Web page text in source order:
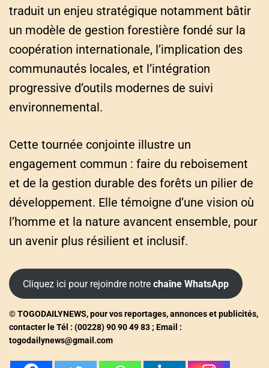
traduit un enjeu stratégique notamment bâtir
un modèle de gestion forestière fondé sur la
coopération internationale, l’implication des
communautés locales, et l’intégration
progressive d’outils modernes de suivi
environnemental.
Cette tournée conjointe illustre un
engagement commun : faire du reboisement
et de la gestion durable des forêts un pilier de
développement. Elle témoigne d’une vision où
l’homme et la nature avancent ensemble, pour
un avenir plus résilient et inclusif.
Cliquez ici pour rejoindre notre chaîne WhatsApp
© TOGODAILYNEWS, pour vos reportages, annonces et publicités,
contacter le Tél : (00228) 90 90 49 83 ; Email :
togodailynews@gmail.com